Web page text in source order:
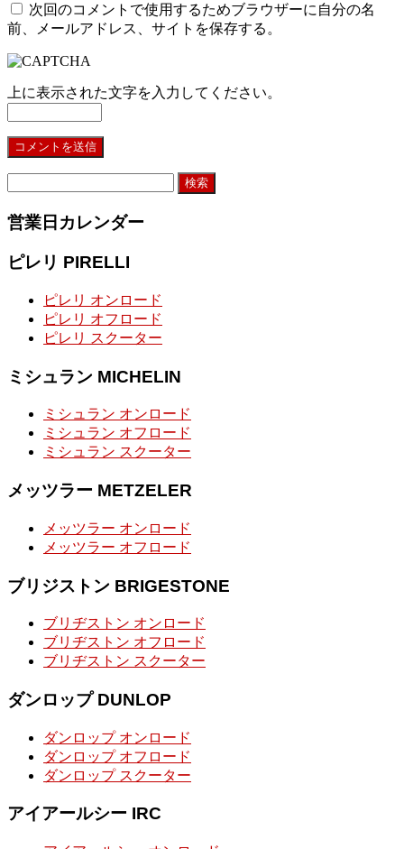
次回のコメントで使用するためブラウザーに自分の名
前、メールアドレス、サイトを保存する。
上に表示された文字を入力してください。
営業日カレンダー
ピレリ PIRELLI
ピレリ オンロード
ピレリ オフロード
ピレリ スクーター
ミシュラン MICHELIN
ミシュラン オンロード
ミシュラン オフロード
ミシュラン スクーター
メッツラー METZELER
メッツラー オンロード
メッツラー オフロード
ブリジストン BRIGESTONE
ブリヂストン オンロード
ブリヂストン オフロード
ブリヂストン スクーター
ダンロップ DUNLOP
ダンロップ オンロード
ダンロップ オフロード
ダンロップ スクーター
アイアールシー IRC